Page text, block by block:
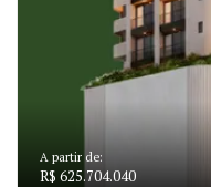
A partir de:
R$ 625.704.040